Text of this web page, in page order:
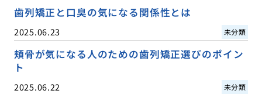
歯列矯正と口臭の気になる関係性とは
2025.06.23 未分類
頬骨が気になる人のための歯列矯正選びのポイン
ト
2025.06.22 未分類